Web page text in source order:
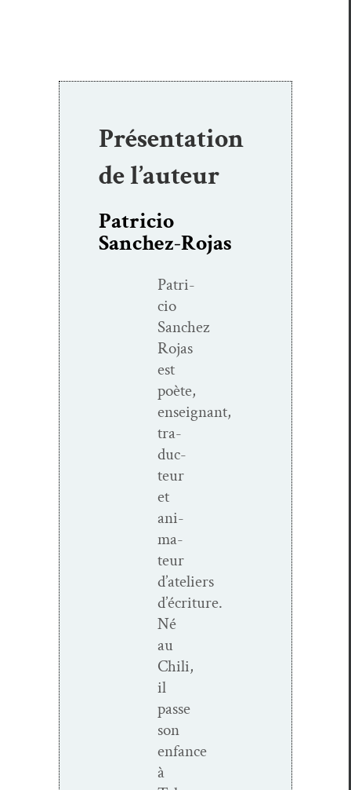
Présentation
de l’auteur
Patricio
Sanchez-Rojas
Patri­
cio
Sanchez
Rojas
est
poète,
enseignant,
tra­
duc­
teur
et
ani­
ma­
teur
d’ateliers
d’écriture.
Né
au
Chili,
il
passe
son
enfance
à